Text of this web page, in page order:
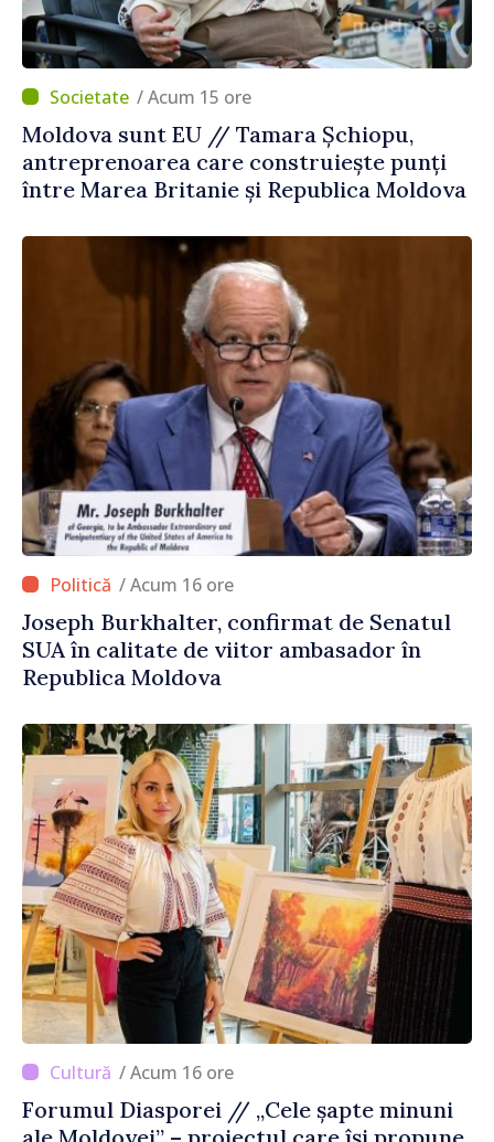
/ Acum 15 ore
Moldova sunt EU // Tamara Șchiopu,
antreprenoarea care construiește punți
între Marea Britanie și Republica Moldova
/ Acum 16 ore
Joseph Burkhalter, confirmat de Senatul
SUA în calitate de viitor ambasador în
Republica Moldova
/ Acum 16 ore
Forumul Diasporei // „Cele șapte minuni